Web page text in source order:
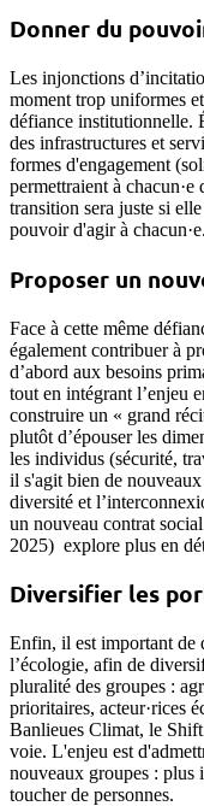
Donner du
Les injonctions
moment trop uniformes
défiance institutionnelle.
des infrastructures et
formes d'engagement
permettraient à chacun·e
transition sera juste si
pouvoir d'agir à chacun·e.
Proposer un
Face à cette même
également contribuer à
d’abord aux besoins
tout en intégrant l’enjeu
construire un « grand
plutôt d’épouser les
les individus (sécurité,
il s'agit bien de
diversité et
un nouveau contrat
2025) explore plus en
Diversifier les
Enfin, il est important de
l’écologie, afin de
pluralité des groupes :
prioritaires, acteur·rices
Banlieues Climat, le
voie. L'enjeu est
nouveaux groupes : plus
toucher de personnes.